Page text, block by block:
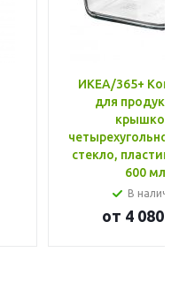
ИКЕА/365+
для
крышкой,
стекло, пластик
600 мл
В
от 4 080 ₸